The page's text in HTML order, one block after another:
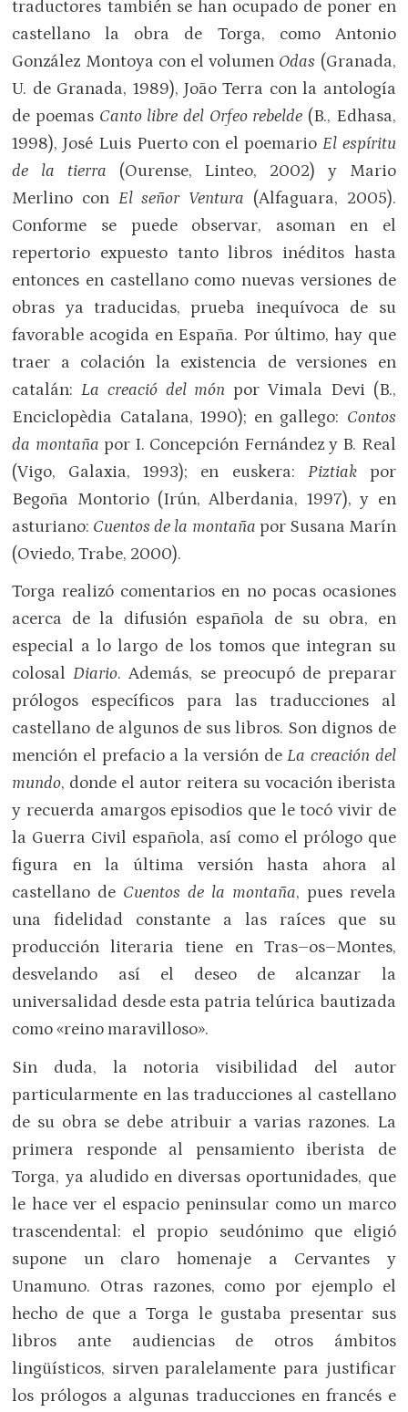
traductores también se han ocupado de poner en
castellano la obra de Torga, como Antonio
González Montoya con el volumen Odas (Granada,
U. de Granada, 1989), João Terra con la antología
de poemas Canto libre del Orfeo rebelde (B., Edhasa,
1998), José Luis Puerto con el poemario El espíritu
de la tierra (Ourense, Linteo, 2002) y Mario
Merlino con El señor Ventura (Alfaguara, 2005).
Conforme se puede observar, asoman en el
repertorio expuesto tanto libros inéditos hasta
entonces en castellano como nuevas versiones de
obras ya traducidas, prueba inequívoca de su
favorable acogida en España. Por último, hay que
traer a colación la existencia de versiones en
catalán:La creació del món por Vimala Devi (B.,
Enciclopèdia Catalana, 1990); en gallego: Contos
da montaña por I. Concepción Fernández y B. Real
(Vigo, Galaxia, 1993); en euskera: Piztiakpor
Begoña Montorio (Irún, Alberdania, 1997), y en
asturiano: Cuentos de la montaña por Susana Marín
(Oviedo, Trabe, 2000).
Torga realizó comentarios en no pocas ocasiones
acerca de la difusión española de su obra, en
especial a lo largo de los tomos que integran su
colosalDiario. Además, se preocupó de preparar
prólogos específicos para las traducciones al
castellano de algunos de sus libros. Son dignos de
mención el prefacio a la versión deLa creación del
mundo, donde el autor reitera su vocación iberista
y recuerda amargos episodios que le tocó vivir de
la Guerra Civil española, así como el prólogo que
figura en la última versión hasta ahora al
castellano de Cuentos de la montaña, pues revela
una fidelidad constante a las raíces que su
producción literaria tiene en Tras–os–Montes,
desvelando así el deseo de alcanzar la
universalidad desde esta patria telúrica bautizada
como «reino maravilloso».
Sin duda, la notoria visibilidad del autor
particularmente en las traducciones al castellano
de su obra se debe atribuir a varias razones. La
primera responde al pensamiento iberista de
Torga, ya aludido en diversas oportunidades, que
le hace ver el espacio peninsular como un marco
trascendental: el propio seudónimo que eligió
supone un claro homenaje a Cervantes y
Unamuno. Otras razones, como por ejemplo el
hecho de que a Torga le gustaba presentar sus
libros ante audiencias de otros ámbitos
lingüísticos, sirven paralelamente para justificar
los prólogos a algunas traducciones en francés e